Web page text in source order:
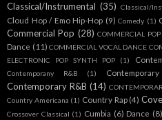
Classical/Instrumental (35) Classical/
Cloud Hop / Emo Hip-Hop (9) Comedy (1)
Commercial Pop (28) COMMERCIAL
Dance (11) COMMERCIAL VOCAL DANCE
ELECTRONIC POP SYNTH POP
(1)
Contemporany R&B (1) Contemporary
Contemporary R&B (14)
Country Americana (1) Country Rap (4)
Crossover Classical (1) Cumbia (6) Dance (8)